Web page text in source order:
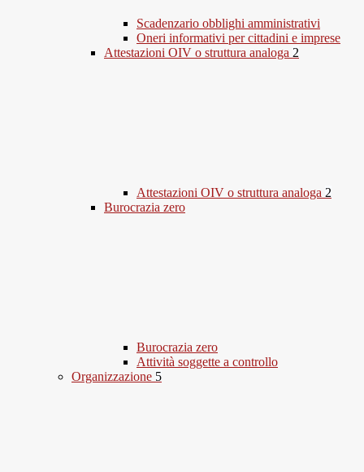
Scadenzario obblighi amministrativi
Oneri informativi per cittadini e imprese
Attestazioni OIV o struttura analoga 2
Attestazioni OIV o struttura analoga 2
Burocrazia zero
Burocrazia zero
Attività soggette a controllo
Organizzazione 5